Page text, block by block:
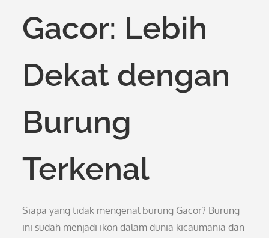
Gacor: Lebih
Dekat dengan
Burung
Terkenal
Siapa yang tidak mengenal burung Gacor? Burung
ini sudah menjadi ikon dalam dunia kicaumania dan